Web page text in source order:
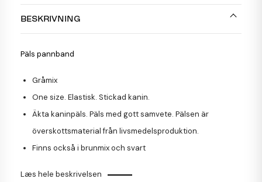
BESKRIVNING
Päls pannband
Gråmix
One size. Elastisk. Stickad kanin.
Äkta kaninpäls. Päls med gott samvete. Pälsen är
överskottsmaterial från livsmedelsproduktion.
Finns också i brunmix och svart
Læs hele beskrivelsen